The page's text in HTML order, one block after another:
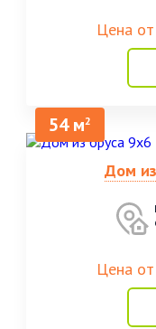
Цена от
54 м2
Дом
Цена от